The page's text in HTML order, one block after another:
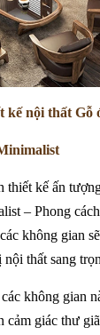
kế nội thất Gỗ
thiết kế ấn
– Phong
không gian
thất sang
không gian
cảm giác thư